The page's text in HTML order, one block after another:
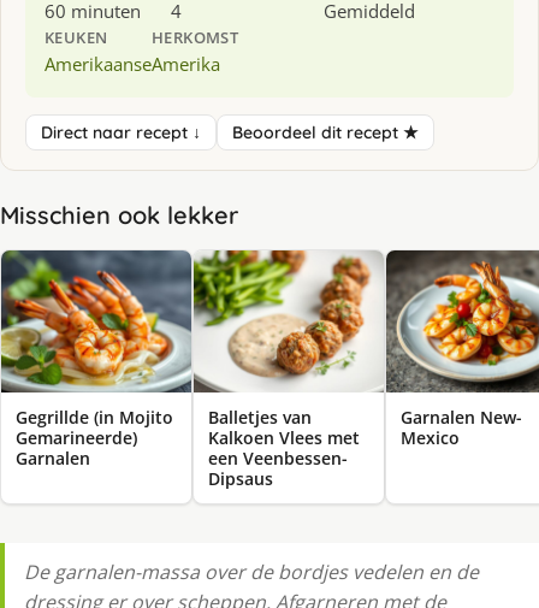
60 minuten 4 Gemiddeld
KEUKEN
Amerikaanse
HERKOMST
Amerika
Direct naar recept ↓ Beoordeel dit recept ★
Misschien ook lekker
Gegrillde (in Mojito
Gemarineerde)
Garnalen
Balletjes van
Kalkoen Vlees met
een Veenbessen-
Dipsaus
Garnalen New-
Mexico
De garnalen-massa over de bordjes vedelen en de
dressing er over scheppen. Afgarneren met de